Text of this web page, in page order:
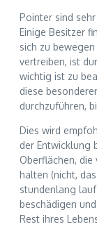
Pointer sind
Einige Besitzer
sich zu
vertreiben, ist
wichtig ist zu
diese
durchzuführen,
Dies wird
der Entwicklung
Oberflächen, die
halten (nicht,
stundenlang
beschädigen
Rest ihres